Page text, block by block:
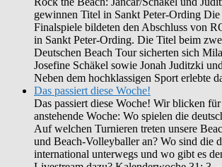
gewinnen Titel in Sankt Peter-Ording Die
Finalspiele bildeten den Abschluss von
in Sankt Peter-Ording. Die Titel beim
Deutschen Beach Tour sicherten sich
Josefine Schäkel sowie Jonah Juditzki
Neben dem hochklassigen Sport erlebte
Das passiert diese Woche!
Das passiert diese Woche! Wir blicken
anstehende Woche: Wo spielen die
Auf welchen Turnieren treten unsere
und Beach-Volleyballer an? Wo sind die
international unterwegs und wo gibt es